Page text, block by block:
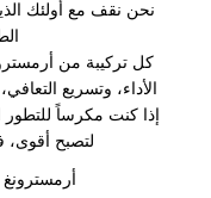
نحن نقف مع أولئك
كل تركيبة من
الأداء، وتسريع
إذا كنت مكرساً
لتصبح أقوى،